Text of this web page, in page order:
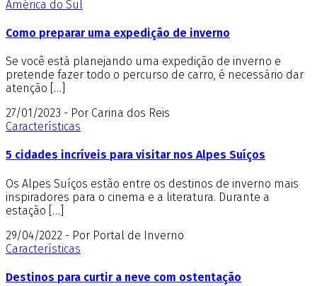
América do Sul
Como preparar uma expedição de inverno
Se você está planejando uma expedição de inverno e
pretende fazer todo o percurso de carro, é necessário dar
atenção […]
27/01/2023 - Por Carina dos Reis
Características
5 cidades incríveis para visitar nos Alpes Suíços
Os Alpes Suíços estão entre os destinos de inverno mais
inspiradores para o cinema e a literatura. Durante a
estação […]
29/04/2022 - Por Portal de Inverno
Características
Destinos para curtir a neve com ostentação